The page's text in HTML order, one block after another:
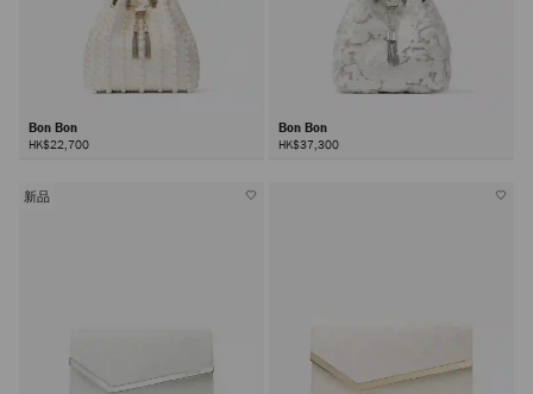
Bon Bon
HK$22,700
Bon Bon
HK$37,300
新品